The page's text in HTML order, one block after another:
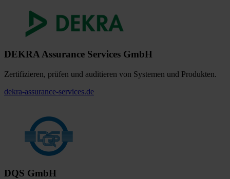
DEKRA Assurance Services GmbH
Zertifizieren, prüfen und auditieren von Systemen und Produkten.
dekra-assurance-services.de
DQS GmbH